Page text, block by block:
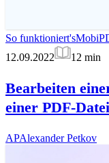
So funktioniert's
12.09.2022
12 min
Bearbeiten
einer PDF-
APAlexander Petkov